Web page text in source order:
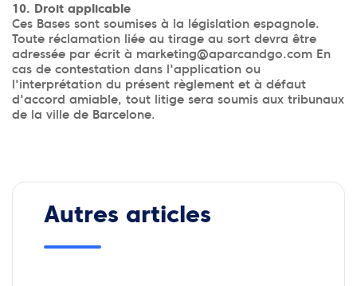
10. Droit applicable
Ces Bases sont soumises à la législation espagnole.
Toute réclamation liée au tirage au sort devra être
adressée par écrit à marketing@aparcandgo.com En
cas de contestation dans l'application ou
l'interprétation du présent règlement et à défaut
d'accord amiable, tout litige sera soumis aux tribunaux
de la ville de Barcelone.
Autres articles